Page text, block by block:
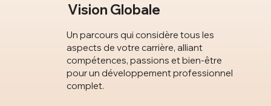
Un parcours qui considère tous les
aspects de votre carrière, alliant
compétences, passions et bien-être
pour un développement professionnel
complet.
Vision Globale